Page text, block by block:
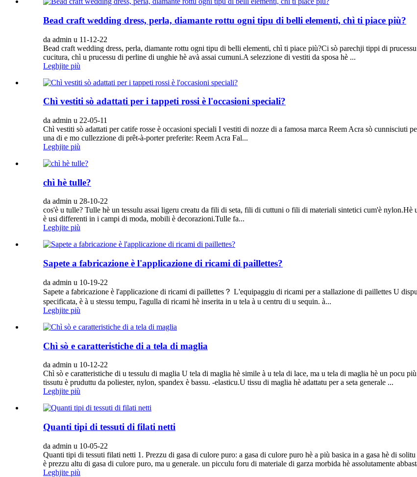
Bead craft wedding dress, perla, diamante rottu ogni tipu di belli elementi, chì ti piace più?
da admin u 11-12-22
Bead craft wedding dress, perla, diamante rottu ogni tipu di belli elementi, chì ti piace più?Ci sò parechji tippi di
cucitura, chì u prucessu di perline di unghie hè avà assai cumuni.A selezzione di vestiti da sposa hè ...
Leghjite più
Chì vestiti sò adattati per i tappeti rossi è l'occasioni speciali?
da admin u 22-05-11
Chì vestiti sò adattati per catife rosse è occasioni speciali I vestiti di nozze di a famosa marca Reem Acra sò cunnisciuti
una di e mo cullezzione di prêt-à-porter preferite: Reem Acra Fal...
Leghjite più
chì hè tulle?
da admin u 28-10-22
cos'è u tulle? Tulle hè un tessulu assai ligeru creatu da fili di seta, fili di cuttuni o fili di materiali sintetici cum'è
è usi differenti in i campi di moda, mobili è decorazioni.Tulle fa...
Leghjite più
Sapete a fabricazione è l'applicazione di ricami di paillettes?
da admin u 10-19-22
Sapete a fabricazione è l'applicazione di ricami di paillettes？ L'equipaggiu di ricami per a stallazione di paillettes U
specificata, è à u stessu tempu, l'agulla di ricami hè inserita in u tela à u centru di u sequin. à...
Leghjite più
Chì sò e caratteristiche di a tela di maglia
da admin u 10-12-22
Chì sò e caratteristiche di u tessulu di maglia U tela di maglia hè simile à u tela di lace, ma u tela di maglia hè un pocu
tissutu è pruduttu da poliester, nylon, spandex è bassu. -elasticu.U tissu di maglia hè adattatu per a seta generale ...
Leghjite più
Quanti tipi di tessuti di filati netti
da admin u 10-05-22
Quanti tipi di tessuti filati netti 1. Prezzu di gasa di culore puro: a gasa di culore puro hè a più basica in a gasa hè di
è prezzu altu di gasa di culore puro, ma u generale. un picculu foru di materiale di garza morbida hè assolutamente
Leghjite più